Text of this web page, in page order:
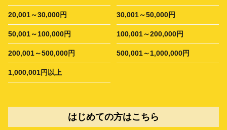
20,001～30,000円 30,001～50,000円
50,001～100,000円 100,001～200,000円
200,001～500,000円 500,001～1,000,000円
1,000,001円以上
はじめての方はこちら